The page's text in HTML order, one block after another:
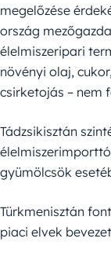
megelőzése
ország
élelmiszeripari
növényi olaj,
csirketojás – nem
Tádzsikisztán
gyümölcsök
Türkmenisztán
piaci elvek